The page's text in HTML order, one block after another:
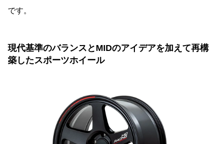
です。
現代基準のバランスとMIDのアイデアを加えて再構
築したスポーツホイール